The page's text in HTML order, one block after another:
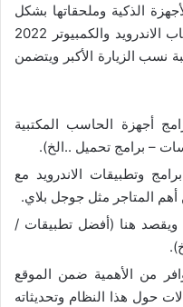
الذكية وملحقاتها بشكل
مُثير للدهشة تبرز أهمية موسوعة العاب الاندرويد والكمبيوتر 2022
نسب الزيارة الأكبر ويتضمن
أجهزة الحاسب المكتبية
– برامج تحميل ..الخ).
وتطبيقات الاندرويد مع
المتاجر مثل جوجل بلاي.
ويقصد هنا (أفضل تطبيقات /
من الأهمية ضمن الموقع
حول هذا النظام وتحديثاته